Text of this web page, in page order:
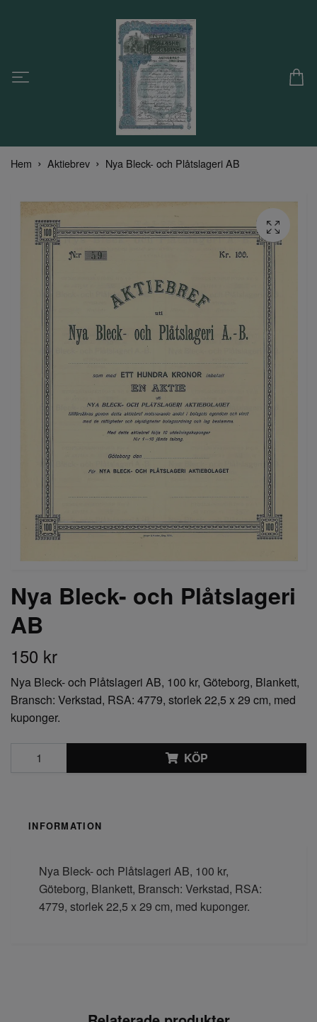
Hem Aktiebrev Nya Bleck- och Plåtslageri AB
Nya Bleck- och Plåtslageri
AB
150 kr
Nya Bleck- och Plåtslageri AB, 100 kr, Göteborg, Blankett,
Bransch: Verkstad, RSA: 4779, storlek 22,5 x 29 cm, med
kuponger.
KÖP
INFORMATION
Nya Bleck- och Plåtslageri AB, 100 kr,
Göteborg, Blankett, Bransch: Verkstad, RSA:
4779, storlek 22,5 x 29 cm, med kuponger.